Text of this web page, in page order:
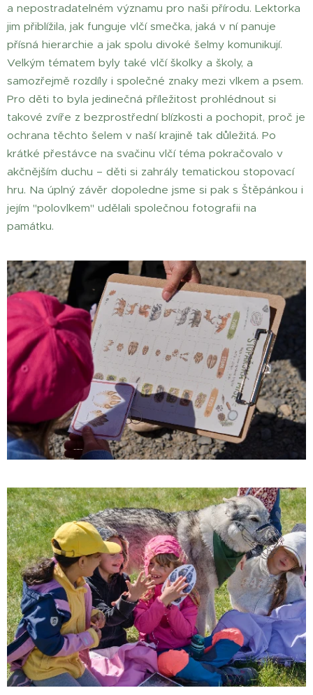
a nepostradatelném významu pro naši přírodu. Lektorka
jim přiblížila, jak funguje vlčí smečka, jaká v ní panuje
přísná hierarchie a jak spolu divoké šelmy komunikují.
Velkým tématem byly také vlčí školky a školy, a
samozřejmě rozdíly i společné znaky mezi vlkem a psem.
Pro děti to byla jedinečná příležitost prohlédnout si
takové zvíře z bezprostřední blízkosti a pochopit, proč je
ochrana těchto šelem v naší krajině tak důležitá. Po
krátké přestávce na svačinu vlčí téma pokračovalo v
akčnějším duchu – děti si zahrály tematickou stopovací
hru. Na úplný závěr dopoledne jsme si pak s Štěpánkou i
jejím "polovlkem" udělali společnou fotografii na
památku.